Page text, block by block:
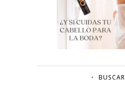
BUSCAR